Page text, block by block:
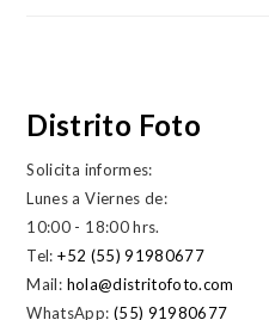
Distrito Foto
Solicita informes:
Lunes a Viernes de:
10:00 - 18:00 hrs.
Tel:+52 (55) 91980677
Mail: hola@distritofoto.com
WhatsApp: (55) 91980677